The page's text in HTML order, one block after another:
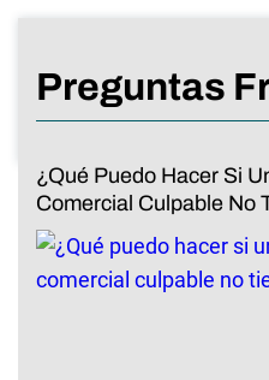
Preguntas
¿Qué Puedo Hacer Si
Comercial Culpable No